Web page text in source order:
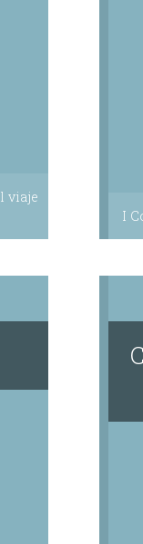
viaje
I